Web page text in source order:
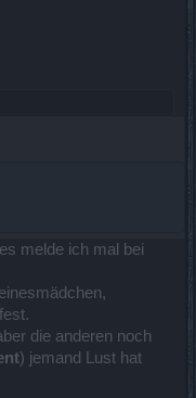
melde ich mal bei
die anderen noch
) jemand Lust hat